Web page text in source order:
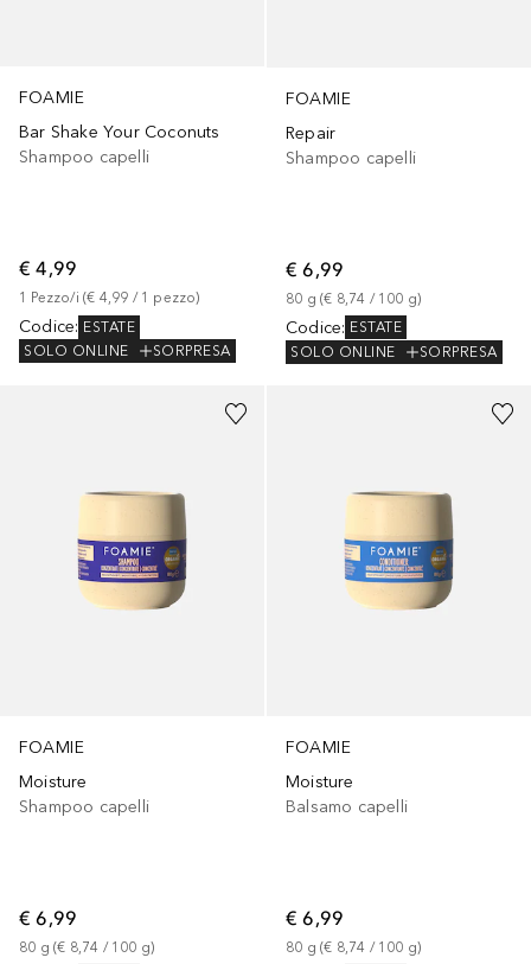
FOAMIE
Bar Shake Your Coconuts
Shampoo capelli
€ 4,99
1 Pezzo/i (€ 4,99 / 1 pezzo)
Codice: ESTATE
SOLO ONLINE
SORPRESA
FOAMIE
Repair
Shampoo capelli
€ 6,99
80 g (€ 8,74 / 100 g)
Codice: ESTATE
SOLO ONLINE
SORPRESA
FOAMIE
Moisture
Shampoo capelli
€ 6,99
80 g (€ 8,74 / 100 g)
FOAMIE
Moisture
Balsamo capelli
€ 6,99
80 g (€ 8,74 / 100 g)